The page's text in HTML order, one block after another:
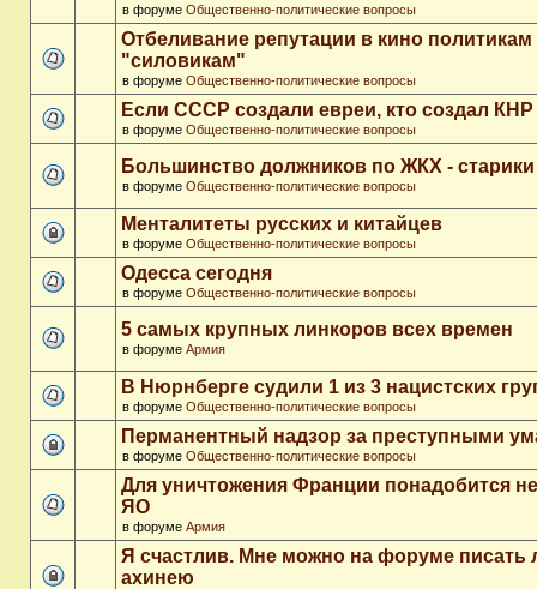
в форуме Общественно-политические вопросы
Отбеливание репутации в кино политикам
"силовикам"
в форуме Общественно-политические вопросы
Если СССР создали евреи, кто создал
в форуме Общественно-политические вопросы
Большинство должников по ЖКХ - старики
в форуме Общественно-политические вопросы
Менталитеты русских и китайцев
в форуме Общественно-политические вопросы
Одесса сегодня
в форуме Общественно-политические вопросы
5 самых крупных линкоров всех времен
в форуме Армия
В Нюрнберге судили 1 из 3 нацистских
в форуме Общественно-политические вопросы
Перманентный надзор за преступными
в форуме Общественно-политические вопросы
Для уничтожения Франции понадобится
ЯО
в форуме Армия
Я счастлив. Мне можно на форуме
ахинею